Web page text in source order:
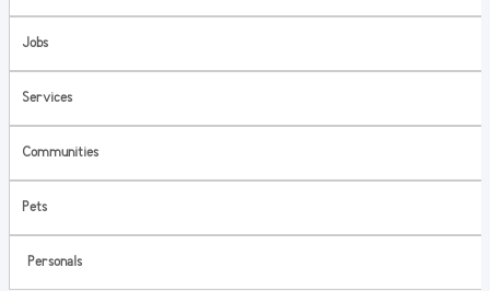
Jobs
Services
Communities
Pets
Personals